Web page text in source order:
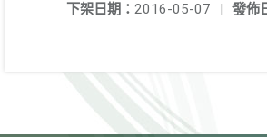
發佈
下架日期： 2016-05-07
|